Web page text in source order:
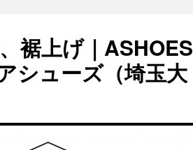
裾上げ｜ASHOES
シューズ（埼玉大